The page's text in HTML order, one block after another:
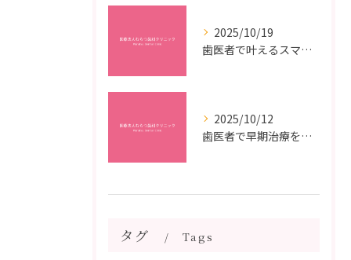
2025/10/19
歯医者で叶えるスマイルメイクオーバーなら福岡県福岡市博多区博多駅前の最新矯正治療解説
2025/10/12
歯医者で早期治療を受けるメリットと虫歯悪化を防ぐ最短ステップ
タグ Tags